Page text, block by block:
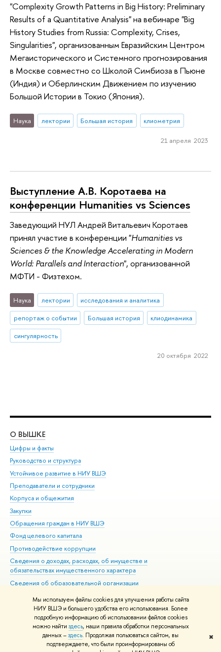
Мы используем файлы cookies для улучшения работы сайта
НИУ ВШЭ и большего удобства его использования. Более
подробную информацию об использовании файлов cookies
можно найти здесь, наши правила обработки персональных
данных –здесь. Продолжая пользоваться сайтом, вы
подтверждаете, что были проинформированы об
✖
"Complexity Growth Patterns in Big History: Preliminary
Results of a Quantitative Analysis" на вебинаре "Big
History Studies from Russia: Complexity, Crises,
Singularities", организованным Евразийским Центром
Мегаисторического и Системного прогнозирования
в Москве совместно со Школой Симбиоза в Пьюне
(Индия) и Оберлинским Движением по изучению
Большой Истории в Токио (Япония).
Наука лектории Большая история клиометрия
21 апреля 2023
Выступление А.В. Коротаева на
конференции Humanities vs Sciences
Заведующий НУЛ Андрей Витальевич Коротаев
принял участие в конференции "Humanities vs
Sciences & the Knowledge Accelerating in Modern
World: Parallels and Interaction", организованной
МФТИ - Физтехом.
Наука лектории
исследования и аналитика
репортаж о событии
Большая история
клиодинамика
сингулярность
20 октября 2022
О ВЫШКЕ
Цифры и факты
Руководство и структура
Устойчивое развитие в НИУ ВШЭ
Преподаватели и сотрудники
Корпуса и общежития
Закупки
Обращения граждан в НИУ ВШЭ
Фонд целевого капитала
Противодействие коррупции
Сведения о доходах, расходах, об имуществе и
обязательствах имущественного характера
Сведения об образовательной организации
Людям с ограниченными возможностями здоровья
Единая платежная страница
Работа в Вышке